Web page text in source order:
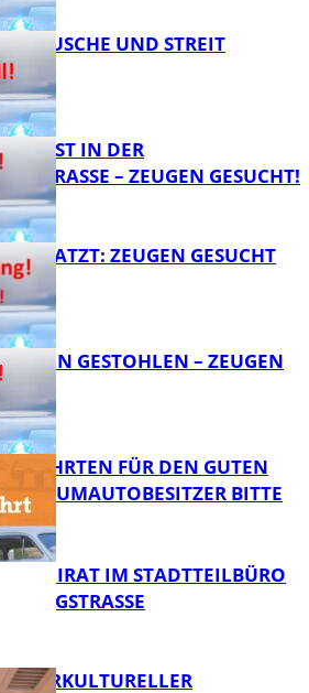
UND STREIT
IN DER
– ZEUGEN GESUCHT!
ZEUGEN GESUCHT
GESTOHLEN – ZEUGEN
FÜR DEN GUTEN
– TRAUMAUTOBESITZER BITTE
IM STADTTEILBÜRO
INTERKULTURELLER